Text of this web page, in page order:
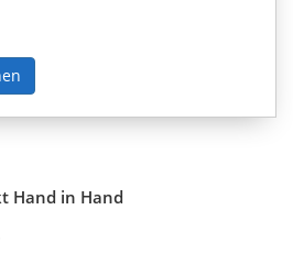
Hand in Hand